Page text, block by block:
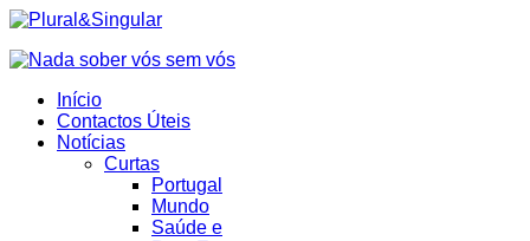
Início
Contactos Úteis
Notícias
Curtas
Portugal
Mundo
Saúde e